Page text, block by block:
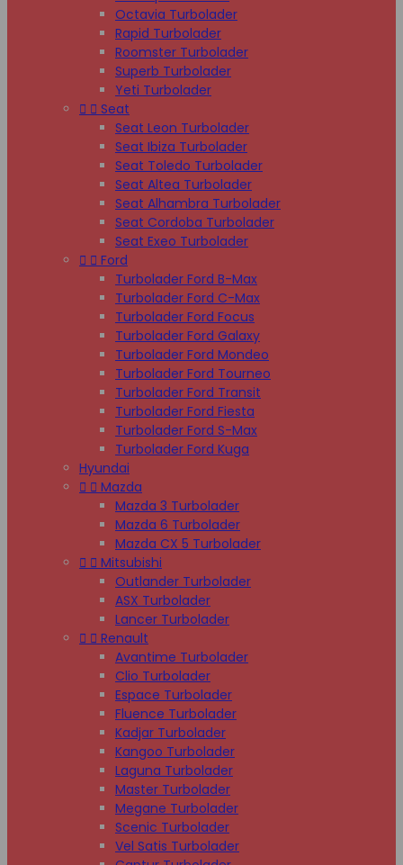
Octavia Turbolader
Rapid Turbolader
Roomster Turbolader
Superb Turbolader
Yeti Turbolader
  Seat
Seat Leon Turbolader
Seat Ibiza Turbolader
Seat Toledo Turbolader
Seat Altea Turbolader
Seat Alhambra Turbolader
Seat Cordoba Turbolader
Seat Exeo Turbolader
  Ford
Turbolader Ford B-Max
Turbolader Ford C-Max
Turbolader Ford Focus
Turbolader Ford Galaxy
Turbolader Ford Mondeo
Turbolader Ford Tourneo
Turbolader Ford Transit
Turbolader Ford Fiesta
Turbolader Ford S-Max
Turbolader Ford Kuga
Hyundai
  Mazda
Mazda 3 Turbolader
Mazda 6 Turbolader
Mazda CX 5 Turbolader
  Mitsubishi
Outlander Turbolader
ASX Turbolader
Lancer Turbolader
  Renault
Avantime Turbolader
Clio Turbolader
Espace Turbolader
Fluence Turbolader
Kadjar Turbolader
Kangoo Turbolader
Laguna Turbolader
Master Turbolader
Megane Turbolader
Scenic Turbolader
Vel Satis Turbolader